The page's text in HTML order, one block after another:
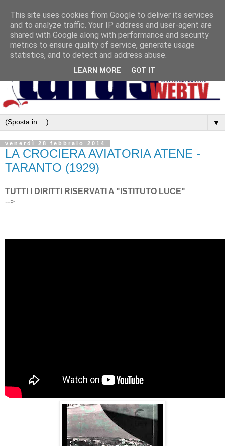
▼
venerdì 28 febbraio 2014
LA CROCIERA AVIATORIA ATENE -
TARANTO (1929)
TUTTI I DIRITTI RISERVATI A "ISTITUTO LUCE"
-->
This site uses cookies from Google to deliver its services
and to analyze traffic. Your IP address and user-agent are
shared with Google along with performance and security
metrics to ensure quality of service, generate usage
statistics, and to detect and address abuse.
LEARN MORE GOT IT